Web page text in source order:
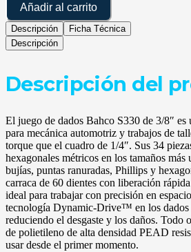
Añadir al carrito
Descripción
Ficha Técnica
Descripción
Descripción del
El juego de dados Bahco S330 de 3/8″ es
para mecánica automotriz y trabajos de
torque que el cuadro de 1/4″. Sus 34
hexagonales métricos en los tamaños más
bujías, puntas ranuradas, Phillips y
carraca de 60 dientes con liberación
ideal para trabajar con precisión en
tecnología Dynamic-Drive™ en los dados
reduciendo el desgaste y los daños. Todo
de polietileno de alta densidad PEAD
usar desde el primer momento.